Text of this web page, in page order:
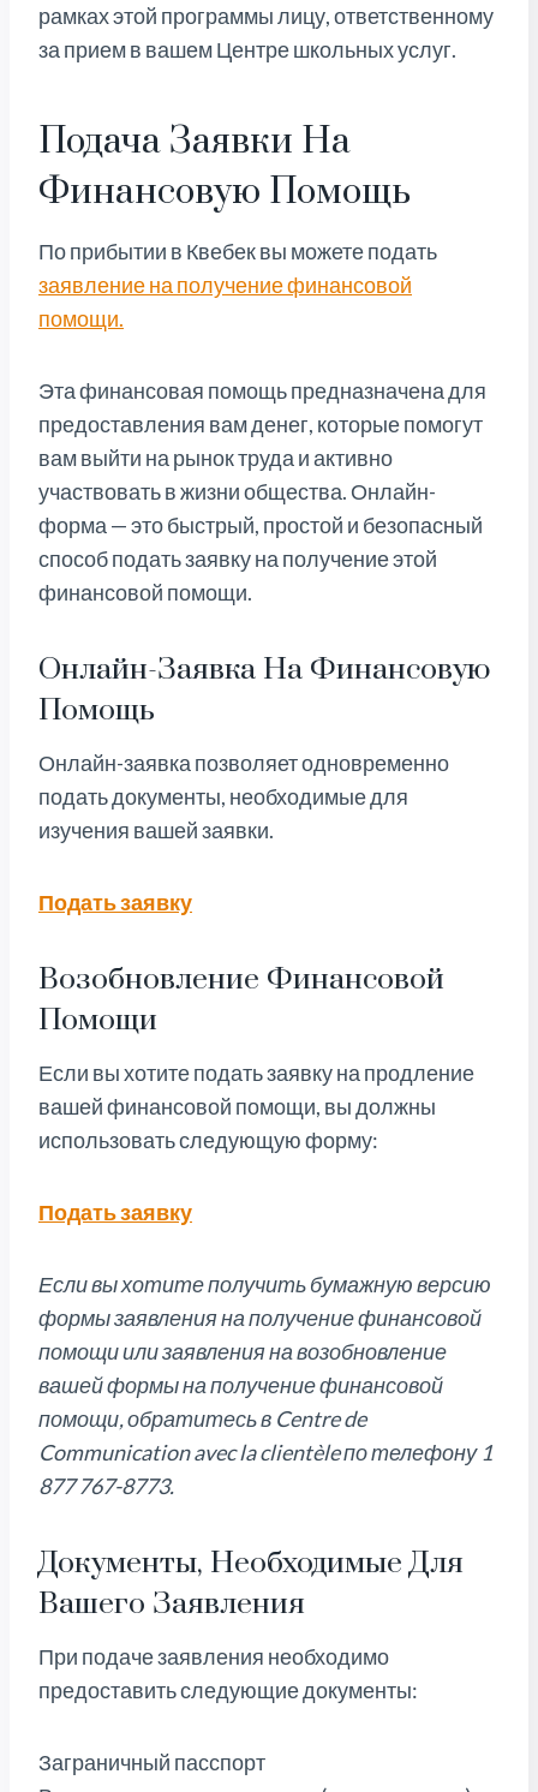
рамках этой программы лицу, ответственному
за прием в вашем Центре школьных услуг.
Подача Заявки На
Финансовую Помощь
По прибытии в Квебек вы можете подать
заявление на получение финансовой
помощи.
Эта финансовая помощь предназначена для
предоставления вам денег, которые помогут
вам выйти на рынок труда и активно
участвовать в жизни общества. Онлайн-
форма — это быстрый, простой и безопасный
способ подать заявку на получение этой
финансовой помощи.
Онлайн-Заявка На Финансовую
Помощь
Онлайн-заявка позволяет одновременно
подать документы, необходимые для
изучения вашей заявки.
Подать заявку
Возобновление Финансовой
Помощи
Если вы хотите подать заявку на продление
вашей финансовой помощи, вы должны
использовать следующую форму:
Подать заявку
Если вы хотите получить бумажную версию
формы заявления на получение финансовой
помощи или заявления на возобновление
вашей формы на получение финансовой
помощи, обратитесь в Centre de
Communication avec la clientèle по телефону 1
877 767-8773.
Документы, Необходимые Для
Вашего Заявления
При подаче заявления необходимо
предоставить следующие документы:
Заграничный пасспорт